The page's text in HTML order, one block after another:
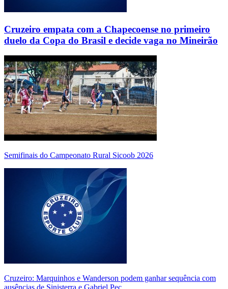
Cruzeiro empata com a Chapecoense no primeiro
duelo da Copa do Brasil e decide vaga no Mineirão
Semifinais do Campeonato Rural Sicoob 2026
Cruzeiro: Marquinhos e Wanderson podem ganhar sequência com